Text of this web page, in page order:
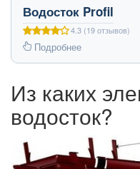
Водосток Profil
4.3 (19 отзывов)
Подробнее
Из каких
водосток?